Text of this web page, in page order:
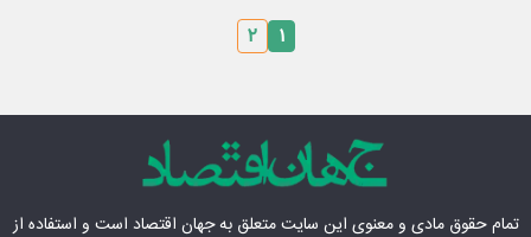
۱ ۲
تمام حقوق مادی‌ و معنوی این سایت متعلق بهجهان اقتصاد است و استفاده از